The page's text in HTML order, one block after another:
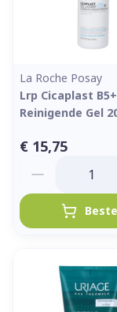
La Roche Posay
Lrp Cicaplast B5+
Reinigende Gel
€ 15,75